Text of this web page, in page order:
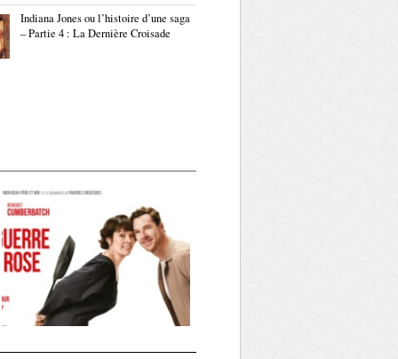
Indiana Jones ou l’histoire d’une saga
– Partie 4 : La Dernière Croisade